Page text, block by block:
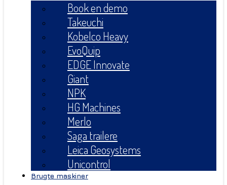
Book en demo
Takeuchi
Kobelco Heavy
EvoQuip
EDGE Innovate
Giant
NPK
HG Machines
Merlo
Saga trailere
Leica Geosystems
Unicontrol
Brugte maskiner